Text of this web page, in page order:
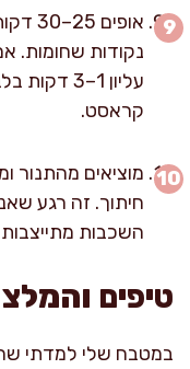
נקודות שחומות.
עליון
קראסט.
חיתוך. זה רגע
השכבות מתייצבות
טיפים
במטבח שלי למדתי